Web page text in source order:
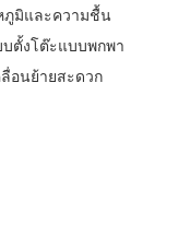
ภูมิและความชื้น
ตั้งโต๊ะแบบพกพา
อนย้ายสะดวก